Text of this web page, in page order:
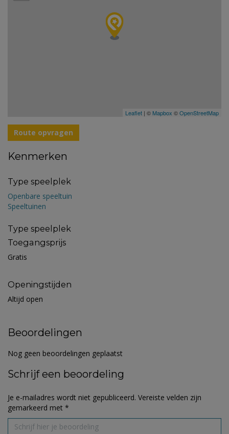
Leaflet | © Mapbox ©OpenStreetMap
Route opvragen
Kenmerken
Type speelplek
Openbare speeltuin
Speeltuinen
Type speelplek
Toegangsprijs
Gratis
Openingstijden
Altijd open
Beoordelingen
Nog geen beoordelingen geplaatst
Schrijf een beoordeling
Je e-mailadres wordt niet gepubliceerd. Vereiste velden zijn
gemarkeerd met *